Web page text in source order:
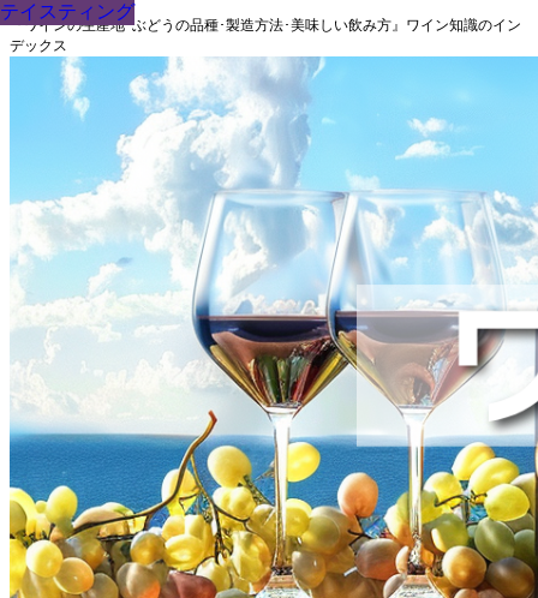
『ワインの生産地･ぶどうの品種･製造方法･美味しい飲み方』ワイン知識のイン
デックス
テイスティング
テイスティング
テイスティング
テイスティング
テイスティング
テイスティング
テイスティング
テイスティング
テイスティング